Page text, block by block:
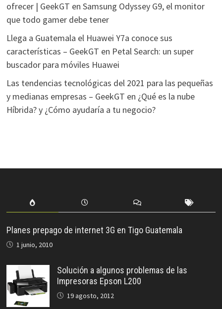
ofrecer | GeekGT en Samsung Odyssey G9, el monitor
que todo gamer debe tener
Llega a Guatemala el Huawei Y7a conoce sus
características – GeekGT en Petal Search: un super
buscador para móviles Huawei
Las tendencias tecnológicas del 2021 para las pequeñas
y medianas empresas – GeekGT en ¿Qué es la nube
Híbrida? y ¿Cómo ayudaría a tu negocio?
Planes prepago de internet 3G en Tigo Guatemala
1 junio, 2010
Solución a algunos problemas de las
Impresoras Epson L200
19 agosto, 2012